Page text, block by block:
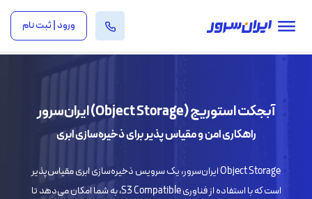
ورود | ثبت نام
آبجکت استوریج (Object Storage) ایران‌سرور
راهکاری امن و مقیاس‌ پذیر برای ذخیره‌سازی ابری
Object Storage ایران‌سرور، یک سرویس ذخیره‌سازی ابری مقیاس‌پذیر
است که با استفاده از فناوری S3 Compatible، به شما امکان می‌دهد تا